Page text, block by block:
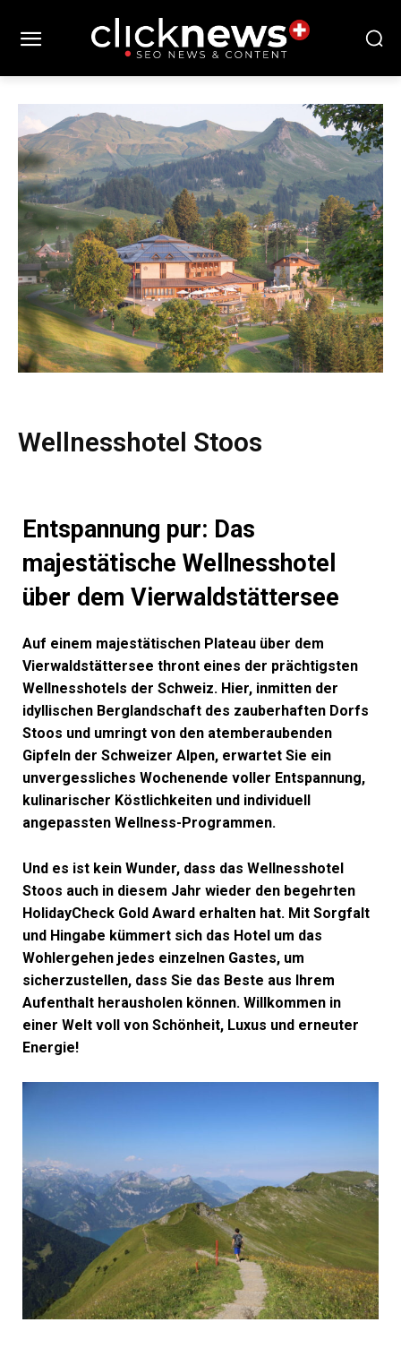
Wellnesshotel Stoos
Entspannung pur: Das
majestätische Wellnesshotel
über dem Vierwaldstättersee
Auf einem majestätischen Plateau über dem
Vierwaldstättersee thront eines der prächtigsten
Wellnesshotels der Schweiz. Hier, inmitten der
idyllischen Berglandschaft des zauberhaften Dorfs
Stoos und umringt von den atemberaubenden
Gipfeln der Schweizer Alpen, erwartet Sie ein
unvergessliches Wochenende voller Entspannung,
kulinarischer Köstlichkeiten und individuell
angepassten Wellness-Programmen.
Und es ist kein Wunder, dass das Wellnesshotel
Stoos auch in diesem Jahr wieder den begehrten
HolidayCheck Gold Award erhalten hat. Mit Sorgfalt
und Hingabe kümmert sich das Hotel um das
Wohlergehen jedes einzelnen Gastes, um
sicherzustellen, dass Sie das Beste aus Ihrem
Aufenthalt herausholen können. Willkommen in
einer Welt voll von Schönheit, Luxus und erneuter
Energie!